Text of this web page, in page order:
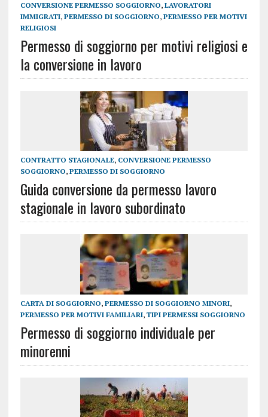
CONVERSIONE PERMESSO SOGGIORNO, LAVORATORI
IMMIGRATI, PERMESSO DI SOGGIORNO, PERMESSO PER MOTIVI
RELIGIOSI
Permesso di soggiorno per motivi religiosi e
la conversione in lavoro
CONTRATTO STAGIONALE, CONVERSIONE PERMESSO
SOGGIORNO, PERMESSO DI SOGGIORNO
Guida conversione da permesso lavoro
stagionale in lavoro subordinato
CARTA DI SOGGIORNO, PERMESSO DI SOGGIORNO MINORI,
PERMESSO PER MOTIVI FAMILIARI, TIPI PERMESSI SOGGIORNO
Permesso di soggiorno individuale per
minorenni